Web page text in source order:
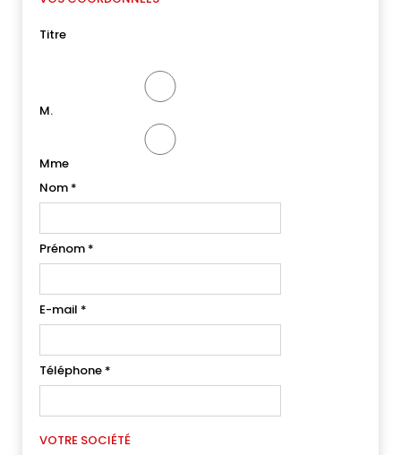
Titre
M.
Mme
Nom *
Prénom *
E-mail *
Téléphone *
VOTRE SOCIÉTÉ